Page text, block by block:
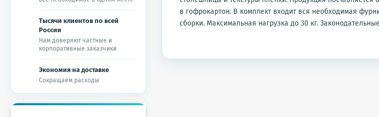
в‬ ‪гофрокартон. В‬ ‪комплект входит вся необходимая
сборки. Максимальная нагрузка до‬ ‪30‬ ‪кг‬‪.‬
Тысячи клиентов по всей
России
Нам доверяют частные и
корпоративные заказчики
Экономия на доставке
Сокращаем расходы